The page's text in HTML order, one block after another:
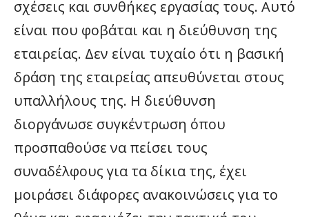
σχέσεις και συνθήκες εργασίας τους. Αυτό
είναι που φοβάται και η διεύθυνση της
εταιρείας. Δεν είναι τυχαίο ότι η βασική
δράση της εταιρείας απευθύνεται στους
υπαλλήλους της. Η διεύθυνση
διοργάνωσε συγκέντρωση όπου
προσπαθούσε να πείσει τους
συναδέλφους για τα δίκια της, έχει
μοιράσει διάφορες ανακοινώσεις για το